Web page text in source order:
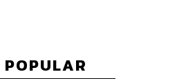
POPULAR